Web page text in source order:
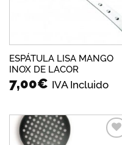
ESPÁTULA LISA MANGO
INOX DE LACOR
7,00€ IVA Incluido